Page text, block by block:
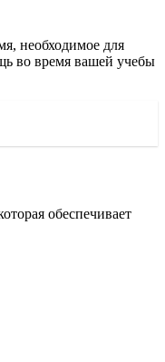
необходимое для
во время вашей учебы
обеспечивает